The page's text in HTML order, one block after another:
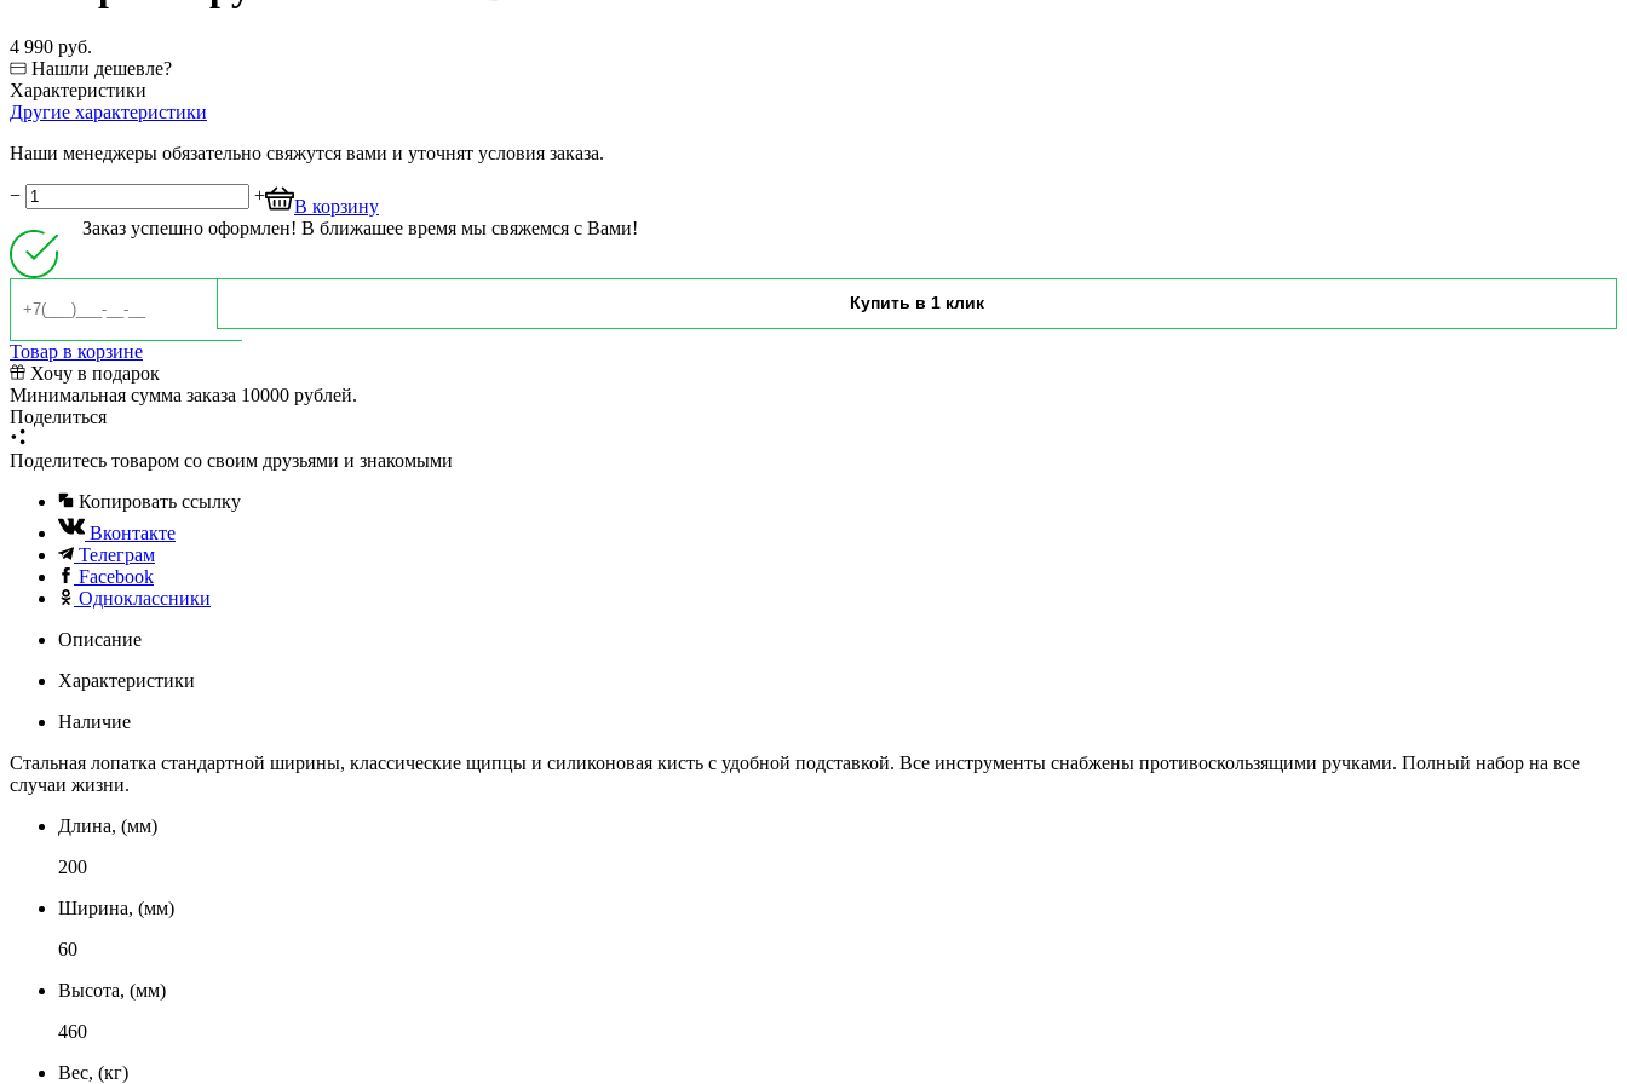
4 990 руб.
Нашли дешевле?
Характеристики
Другие характеристики
Наши менеджеры обязательно свяжутся вами и уточнят условия заказа.
− +
В корзину
Заказ успешно оформлен! В ближашее время мы свяжемся с Вами!
Товар в корзине
Хочу в подарок
Минимальная сумма заказа 10000 рублей.
Поделиться
Поделитесь товаром со своим друзьями и знакомыми
Копировать ссылку
Вконтакте
Телеграм
Facebook
Одноклассники
Описание
Характеристики
Наличие
Стальная лопатка стандартной ширины, классические щипцы и силиконовая кисть с удобной подставкой. Все инструменты снабжены противоскользящими ручками. Полный набор на все
случаи жизни.
Длина, (мм)
200
Ширина, (мм)
60
Высота, (мм)
460
Вес, (кг)